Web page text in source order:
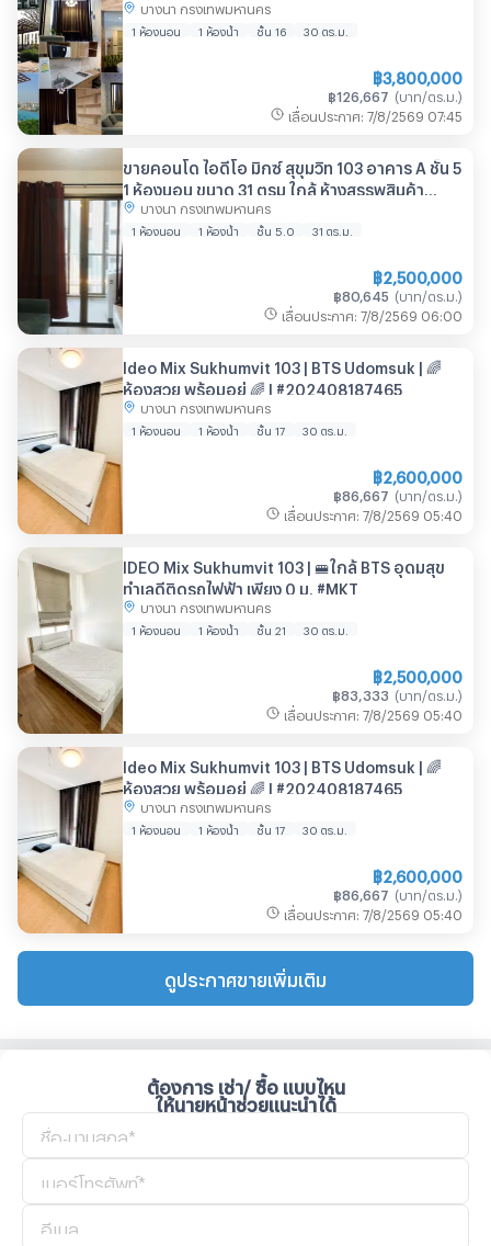
บางนา กรุงเทพมหานคร
1 ห้องนอน 1 ห้องน้ำ ชั้น 16 30 ตร.ม.
฿3,800,000
฿126,667 (บาท/ตร.ม. )
เลื่อนประกาศ : 7/8/2569 07:45
ขายคอนโด ไอดีโอ มิกซ์ สุขุมวิท 103 อาคาร A ชั้น 5
1 ห้องนอน ขนาด 31 ตรม ใกล้ ห้างสรรพสินค้า
เซ็นทรัลบางนา
บางนา กรุงเทพมหานคร
1 ห้องนอน 1 ห้องน้ำ ชั้น 5.0 31 ตร.ม.
฿2,500,000
฿80,645 (บาท/ตร.ม. )
เลื่อนประกาศ : 7/8/2569 06:00
Ideo Mix Sukhumvit 103 | BTS Udomsuk | 🌈
ห้องสวย พร้อมอยู่ 🌈 | #202408187465
บางนา กรุงเทพมหานคร
1 ห้องนอน 1 ห้องน้ำ ชั้น 17 30 ตร.ม.
฿2,600,000
฿86,667 (บาท/ตร.ม. )
เลื่อนประกาศ : 7/8/2569 05:40
IDEO Mix Sukhumvit 103 | 🚝ใกล้ BTS อุดมสุข
ทำเลดีติดรถไฟฟ้า เพียง 0 ม. #MKT
บางนา กรุงเทพมหานคร
1 ห้องนอน 1 ห้องน้ำ ชั้น 21 30 ตร.ม.
฿2,500,000
฿83,333 (บาท/ตร.ม. )
เลื่อนประกาศ : 7/8/2569 05:40
Ideo Mix Sukhumvit 103 | BTS Udomsuk | 🌈
ห้องสวย พร้อมอยู่ 🌈 | #202408187465
บางนา กรุงเทพมหานคร
1 ห้องนอน 1 ห้องน้ำ ชั้น 17 30 ตร.ม.
฿2,600,000
฿86,667 (บาท/ตร.ม. )
เลื่อนประกาศ : 7/8/2569 05:40
ดูประกาศขายเพิ่มเติม
ต้องการ เช่า/ ซื้อ แบบไหน
ให้นายหน้าช่วยแนะนำได้